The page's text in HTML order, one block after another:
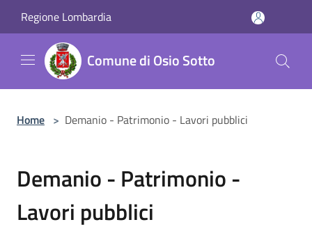
Regione Lombardia
Comune di Osio Sotto
Home > Demanio - Patrimonio - Lavori pubblici
Demanio - Patrimonio -
Lavori pubblici